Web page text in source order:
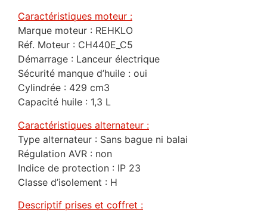
Caractéristiques moteur :
Marque moteur : REHKLO
Réf. Moteur : CH440E_C5
Démarrage : Lanceur électrique
Sécurité manque d’huile : oui
Cylindrée : 429 cm3
Capacité huile : 1,3 L
Caractéristiques alternateur :
Type alternateur : Sans bague ni balai
Régulation AVR : non
Indice de protection : IP 23
Classe d’isolement : H
Descriptif prises et coffret :